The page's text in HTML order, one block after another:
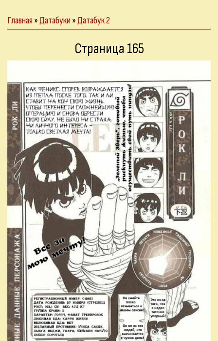
Главная»Датабуки»Датабук 2
Страница 165